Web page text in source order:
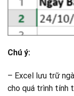
Chú ý:
– Excel lưu trữ
cho quá trình tính